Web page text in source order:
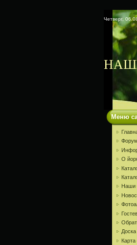
Четверг,
Меню
Форум
О
Наши
Карта